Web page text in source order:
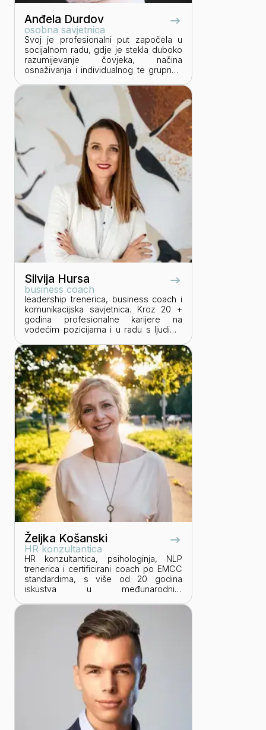
Anđela Durdov
osobna savjetnica
Svoj je profesionalni put započela u
socijalnom radu, gdje je stekla duboko
razumijevanje čovjeka, načina
osnaživanja i individualnog te grupnog
rada s pojedincima i grupama u
području osobnog i profesionalnog
razvoja. Vlasnica je obrta koji
posvećuje individualnom radu sa
klijentima. Kroz gotovo 1000 sati
individualnog sa njima, Anđela razvija
pristup koji povezuje transakcijsku
analizu, emocionalnu inteligenciju i
poslovno odlučivanje vođeno
vrijednostima. Posebnu pažnju
posvetila je osnaživanju poduzetnica
kako bi one autentičnije i još uspješnije
vodile svoje biznise i djelovale u skladu
sa sobom. Trenutno je edukant pod
supervizijom Transakcijske
organizacijske analize i istovremeno u
edukaciji iz logoterapije i
egzistencijalne analize.
Silvija Hursa
business coach
leadership trenerica, business coach i
komunikacijska savjetnica. Kroz 20 +
godina profesionalne karijere na
vodećim pozicijama i u radu s ljudima
primjeni profesionalnih vještina. Svoje
iskustvo i znanje utkala je u Leadership
Mindset – platformu koja spaja
suvremene teorije i praktične vještine s
ciljem podrške pojedincima u
privatnom i poslovnom svijetu da se
istaknu, učinkovito upravljaju sobom,
odnosima s drugim ljudima i da
postanu lideri vlastitog života.
Željka Košanski
HR konzultantica
HR konzultantica, psihologinja, NLP
trenerica i certificirani coach po EMCC
standardima, s više od 20 godina
iskustva u međunarodnim
poslovnim okruženjima, od velikih
korporativnih sustava do projektno
vođenih organizacija, stekla je
sveobuhvatno razumijevanje
profesionalnog razvoja i dinamike rada
s pojedincima i timovima. Svojim
klijentima donosi stručnost iz
psihologije, iskustvo u upravljanju i
razvoju ljudskih potencijala te praktične
alate i tehnike poput neurolingvističkog
programiranja (NLP). U svom radu
posebno se posvećuje razvoju